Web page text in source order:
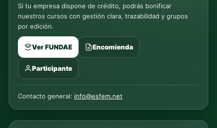
Si tu empresa dispone de crédito, podrás bonificar
nuestros cursos con gestión clara, trazabilidad y grupos
por edición.
Ver FUNDAE Encomienda
Participante
Contacto general: info@esfem.net